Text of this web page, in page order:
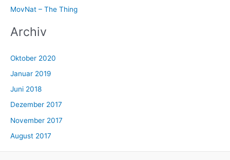
MovNat – The Thing
Archiv
Oktober 2020
Januar 2019
Juni 2018
Dezember 2017
November 2017
August 2017